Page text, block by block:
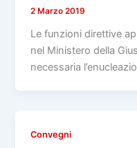
2 Marzo 2019
Le funzioni direttive
nel Ministero della
necessaria
Convegni